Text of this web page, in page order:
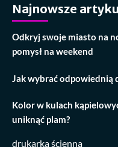
Najnowsze
Odkryj swoje miasto na
pomysł na weekend
Jak wybrać odpowiednią
Kolor w kulach
uniknąć plam?
drukarka ścienna